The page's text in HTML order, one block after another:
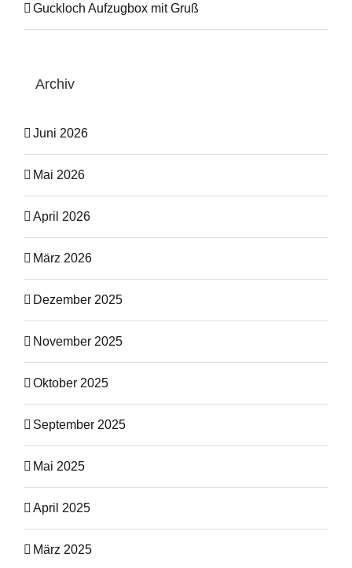
Guckloch Aufzugbox mit Gruß
Archiv
Juni 2026
Mai 2026
April 2026
März 2026
Dezember 2025
November 2025
Oktober 2025
September 2025
Mai 2025
April 2025
März 2025